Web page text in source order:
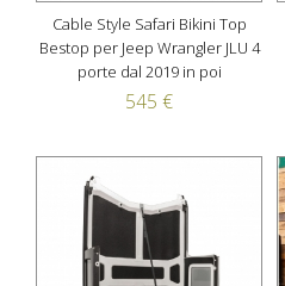
Cable Style Safari Bikini Top
Bestop per Jeep Wrangler JLU 4
porte dal 2019 in poi
545 €